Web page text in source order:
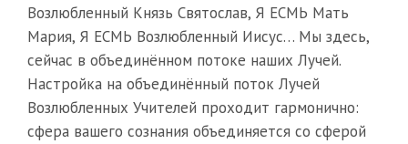
Возлюбленный Князь Святослав, Я ЕСМЬ Мать
Мария, Я ЕСМЬ Возлюбленный Иисус… Мы здесь,
сейчас в объединённом потоке наших Лучей.
Настройка на объединённый поток Лучей
Возлюбленных Учителей проходит гармонично:
сфера вашего сознания объединяется со сферой